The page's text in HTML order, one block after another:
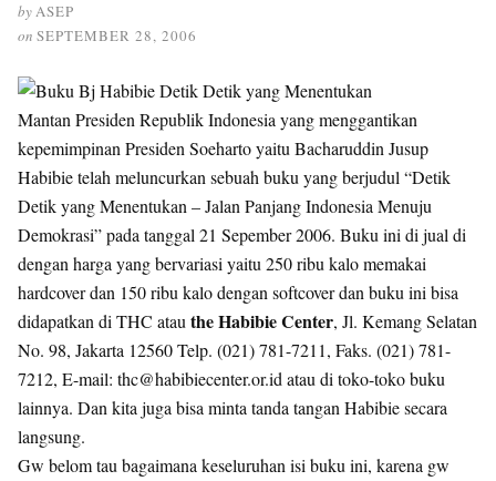
byASEP
on SEPTEMBER 28, 2006
Mantan Presiden Republik Indonesia yang menggantikan
kepemimpinan Presiden Soeharto yaitu Bacharuddin Jusup
Habibie telah meluncurkan sebuah buku yang berjudul “Detik
Detik yang Menentukan – Jalan Panjang Indonesia Menuju
Demokrasi” pada tanggal 21 Sepember 2006. Buku ini di jual di
dengan harga yang bervariasi yaitu 250 ribu kalo memakai
hardcover dan 150 ribu kalo dengan softcover dan buku ini bisa
didapatkan di THC atau the Habibie Center, Jl. Kemang Selatan
No. 98, Jakarta 12560 Telp. (021) 781-7211, Faks. (021) 781-
7212, E-mail: thc@habibiecenter.or.id atau di toko-toko buku
lainnya. Dan kita juga bisa minta tanda tangan Habibie secara
langsung.
Gw belom tau bagaimana keseluruhan isi buku ini, karena gw